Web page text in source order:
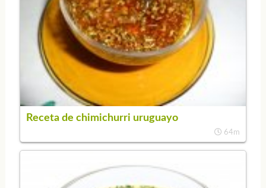
Receta de chimichurri uruguayo
64m